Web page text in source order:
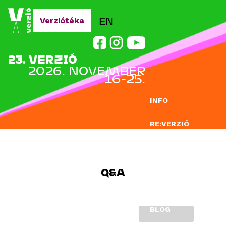
Jump to navigation
INFO
RE:VERZIÓ
BLOG
EN
23. VERZIÓ
2026. NOVEMBER
16-25.
Verziótéka
Q&A